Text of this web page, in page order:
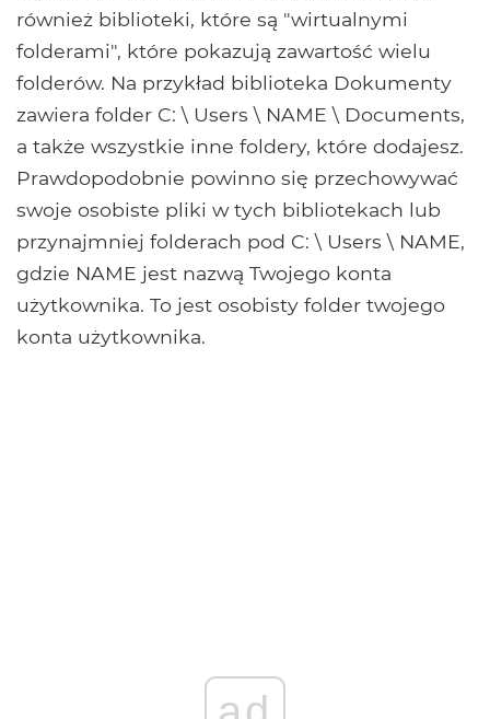
również biblioteki, które są "wirtualnymi
folderami", które pokazują zawartość wielu
folderów. Na przykład biblioteka Dokumenty
zawiera folder C: \ Users \ NAME \ Documents,
a także wszystkie inne foldery, które dodajesz.
Prawdopodobnie powinno się przechowywać
swoje osobiste pliki w tych bibliotekach lub
przynajmniej folderach pod C: \ Users \ NAME,
gdzie NAME jest nazwą Twojego konta
użytkownika. To jest osobisty folder twojego
konta użytkownika.